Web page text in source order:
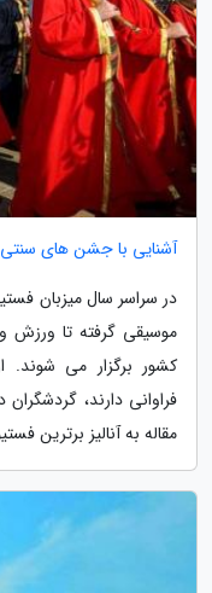
آشنایی با جشن های سنتی
در سراسر سال میزبان
موسیقی گرفته تا ورزش
کشور برگزار می شوند.
فراوانی دارند،
مقاله به آنالیز برترین